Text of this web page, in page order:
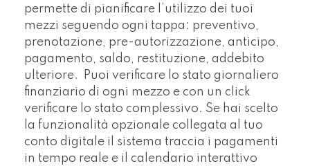
permette di pianificare l’utilizzo dei tuoi
mezzi seguendo ogni tappa: preventivo,
prenotazione, pre-autorizzazione, anticipo,
pagamento, saldo, restituzione, addebito
ulteriore. Puoi verificare lo stato giornaliero
finanziario di ogni mezzo e con un click
verificare lo stato complessivo. Se hai scelto
la funzionalità opzionale collegata al tuo
conto digitale il sistema traccia i pagamenti
in tempo reale e il calendario interattivo